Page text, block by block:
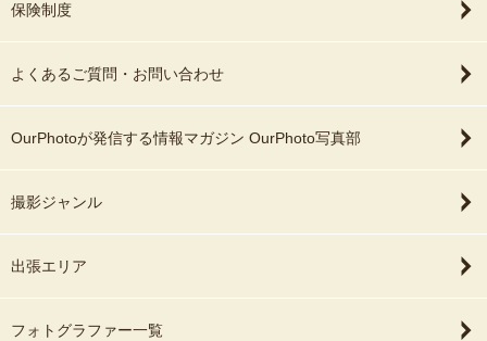
保険制度
よくあるご質問・お問い合わせ
OurPhotoが発信する情報マガジン OurPhoto写真部
撮影ジャンル
出張エリア
フォトグラファー一覧